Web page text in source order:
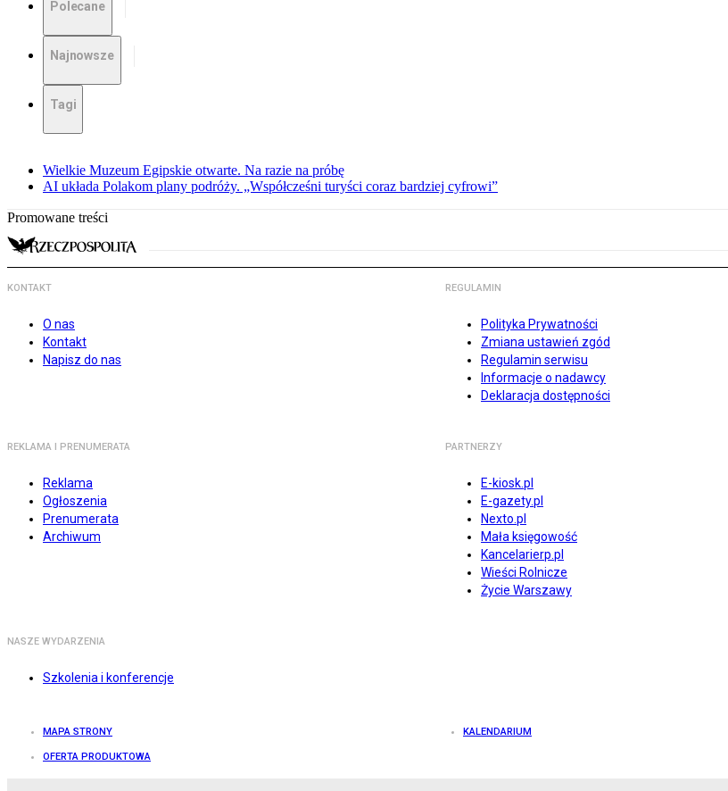
Polecane
Najnowsze
Tagi
Wielkie Muzeum Egipskie otwarte. Na razie na próbę
AI układa Polakom plany podróży. „Współcześni turyści coraz bardziej cyfrowi”
Promowane treści
KONTAKT
O nas
Kontakt
Napisz do nas
REGULAMIN
Polityka Prywatności
Zmiana ustawień zgód
Regulamin serwisu
Informacje o nadawcy
Deklaracja dostępności
REKLAMA I PRENUMERATA
Reklama
Ogłoszenia
Prenumerata
Archiwum
PARTNERZY
E-kiosk.pl
E-gazety.pl
Nexto.pl
Mała księgowość
Kancelarierp.pl
Wieści Rolnicze
Życie Warszawy
NASZE WYDARZENIA
Szkolenia i konferencje
MAPA STRONY KALENDARIUM
OFERTA PRODUKTOWA